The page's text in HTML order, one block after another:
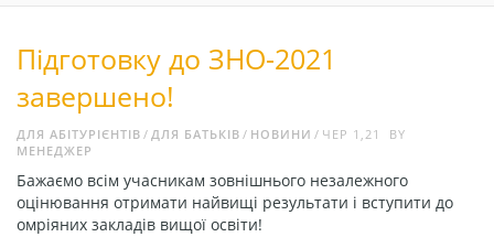
Підготовку до ЗНО-2021
завершено!
ЧЕР 1,21
ДЛЯ АБІТУРІЄНТІВ ДЛЯ БАТЬКІВ НОВИНИ
BY
МЕНЕДЖЕР
Бажаємо всім учасникам зовнішнього незалежного
оцінювання отримати найвищі результати і вступити до
омріяних закладів вищої освіти!